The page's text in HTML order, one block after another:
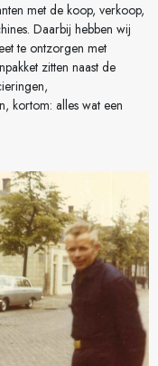
met de koop, verkoop,
Daarbij hebben wij
te ontzorgen met
zitten naast de
kortom: alles wat een